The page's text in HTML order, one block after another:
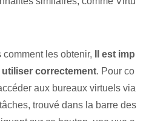
les obtenir,
Il est imp
correctement. Pour co
aux bureaux virtuels via
trouvé dans la barre des